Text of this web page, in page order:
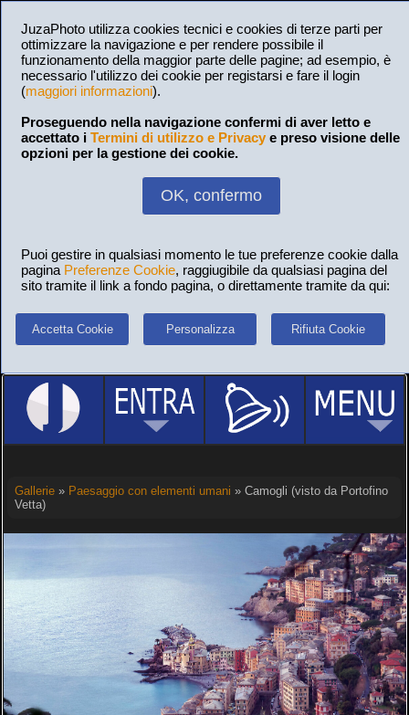
JuzaPhoto utilizza cookies tecnici e cookies di terze parti per
ottimizzare la navigazione e per rendere possibile il
funzionamento della maggior parte delle pagine; ad esempio, è
necessario l'utilizzo dei cookie per registarsi e fare il login
(maggiori informazioni).
Proseguendo nella navigazione confermi di aver letto e
accettato i Termini di utilizzo e Privacy e preso visione delle
opzioni per la gestione dei cookie.
OK, confermo
Puoi gestire in qualsiasi momento le tue preferenze cookie dalla
pagina Preferenze Cookie, raggiugibile da qualsiasi pagina del
sito tramite il link a fondo pagina, o direttamente tramite da qui:
Accetta Cookie Personalizza Rifiuta Cookie
Gallerie» Paesaggio con elementi umani » Camogli (visto da Portofino
Vetta)